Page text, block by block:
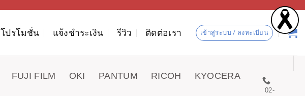
โปรโมชั่น แจ้งชำระเงิน รีวิว ติดต่อเรา เข้าสู่ระบบ / ลงทะเบียน
FUJI FILM OKI PANTUM RICOH KYOCERA
02-